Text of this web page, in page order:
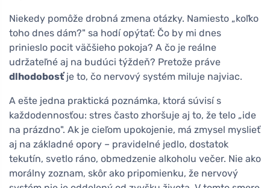
Niekedy pomôže drobná zmena otázky. Namiesto „koľko
toho dnes dám?" sa hodí opýtať: Čo by mi dnes
prinieslo pocit väčšieho pokoja? A čo je reálne
udržateľné aj na budúci týždeň? Pretože práve
dlhodobosťje to, čo nervový systém miluje najviac.
A ešte jedna praktická poznámka, ktorá súvisí s
každodennosťou: stres často zhoršuje aj to, že telo „ide
na prázdno". Ak je cieľom upokojenie, má zmysel myslieť
aj na základné opory – pravidelné jedlo, dostatok
tekutín, svetlo ráno, obmedzenie alkoholu večer. Nie ako
morálny zoznam, skôr ako pripomienku, že nervový